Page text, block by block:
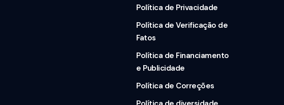
Política de Privacidade
Política de Verificação de
Fatos
Política de Financiamento
e Publicidade
Política de Correções